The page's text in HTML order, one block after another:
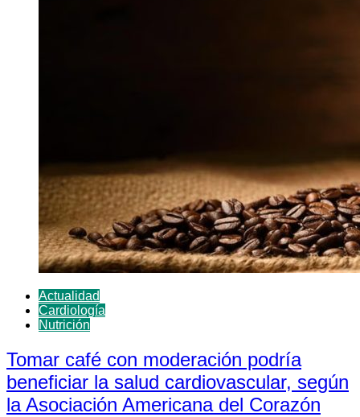
Actualidad
Cardiología
Nutrición
Tomar café con moderación podría
beneficiar la salud cardiovascular, según
la Asociación Americana del Corazón